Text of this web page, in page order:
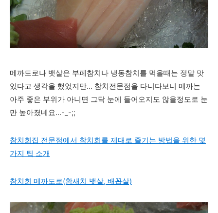
메까도로나 뱃살은 부페참치나 냉동참치를 먹을때는 정말 맛
있다고 생각을 했었지만... 참치전문점을 다니다보니 메까는
아주 좋은 부위가 아니면 그닥 눈에 들어오지도 않을정도로 눈
만 높아졌네요...-_-;;
참치회집 전문점에서 참치회를 제대로 즐기는 방법을 위한 몇
가지 팁 소개
참치회 메까도로(황새치 뱃살, 배꼽살)